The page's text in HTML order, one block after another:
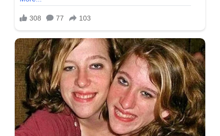
પાર્વતી
પુજા
બેનર્જી
એ
શર્મ
છોડી,
સખત
ગરમીમાં
બિકિની
પહેરી
પાણીમાં